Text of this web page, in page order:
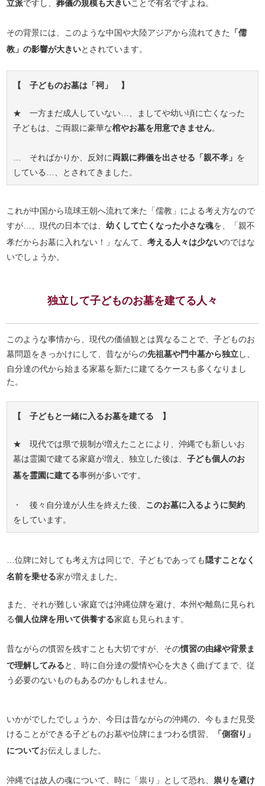
立派ですし、葬儀の規模も大きいことで有名ですよね。
その背景には、このような中国や大陸アジアから流れてきた
「儒
教」の影響が大きいとされています。
【 子どものお墓は「祠」 】
★ 一方まだ成人していない…、ましてや幼い頃に亡くなった
子どもは、ご両親に豪華な棺やお墓を用意できません。
… そればかりか、反対に両親に葬儀を出させる「親不孝」 を
している…、とされてきました。
これが中国から琉球王朝へ流れて来た「儒教」による考え方なので
すが…、現代の日本では、幼くして亡くなった小さな魂を、「親不
孝だからお墓に入れない！」なんて、考える人々は少ないのではな
いでしょうか。
独立して子どものお墓を建てる人々
このような事情から、現代の価値観とは異なることで、子どものお
墓問題をきっかけにして、昔ながらの先祖墓や門中墓から独立し、
自分達の代から始まる家墓を新たに建てるケースも多くなりまし
た。
【 子どもと一緒に入るお墓を建てる 】
★ 現代では県で規制が増えたことにより、沖縄でも新しいお
墓は霊園で建てる家庭が増え、独立した後は、子ども個人のお
墓を霊園に建てる事例が多いです。
・ 後々自分達が人生を終えた後、 このお墓に入るように契約
をしています。
…位牌に対しても考え方は同じで、子どもであっても 隠すことなく
名前を乗せる家が増えました。
また、それが難しい家庭では沖縄位牌を避け、本州や離島に見られ
る個人位牌を用いて供養する家庭も見られます。
昔ながらの慣習を残すことも大切ですが、その慣習の由縁や背景ま
で理解してみると、時に自分達の愛情や心を大きく曲げてまで、従
う必要のないものもあるのかもしれません。
いかがでしたでしょうか、今日は昔ながらの沖縄の、今もまだ見受
けることができる子どものお墓や位牌にまつわる慣習、
「側宿り」
についてお伝えしました。
沖縄では故人の魂について、時に「祟り」として恐れ、祟りを避け